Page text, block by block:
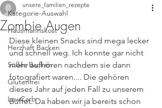
Kategorie-Auswahl
Hausmannskost
Herzhaft Backen
Süßes Backen
Glutenfrei
LowCarb
Zombie Augen
unsere_familien_rezepte
Diese kleinen Snacks sind mega lecker
und schnell weg. Ich konnte gar nicht
mehr aufhören nachdem sie dann
fotografiert waren.... Die gehören
dieses Jahr auf jeden Fall zu unserem
Buffet. Da haben wir ja bereits schon